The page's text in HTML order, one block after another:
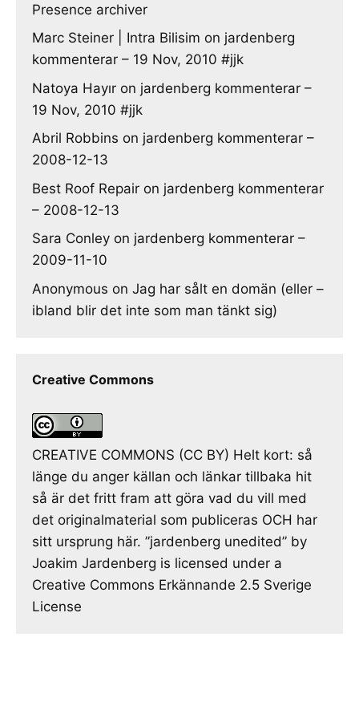
Presence archiver
Marc Steiner | Intra Bilisim on jardenberg
kommenterar – 19 Nov, 2010 #jjk
Natoya Hayır on jardenberg kommenterar –
19 Nov, 2010 #jjk
Abril Robbins on jardenberg kommenterar –
2008-12-13
Best Roof Repair on jardenberg kommenterar
– 2008-12-13
Sara Conley on jardenberg kommenterar –
2009-11-10
Anonymous on Jag har sålt en domän (eller –
ibland blir det inte som man tänkt sig)
Creative Commons
CREATIVE COMMONS (CC BY) Helt kort: så
länge du anger källan och länkar tillbaka hit
så är det fritt fram att göra vad du vill med
det originalmaterial som publiceras OCH har
sitt ursprung här. ”jardenberg unedited” by
Joakim Jardenberg is licensed under a
Creative Commons Erkännande 2.5 Sverige
License